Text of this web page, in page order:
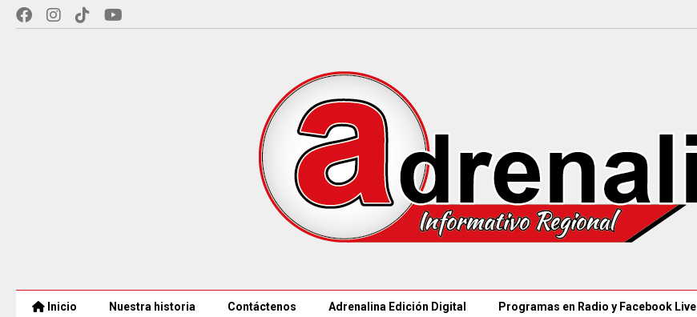
Inicio Nuestra historia Contáctenos Adrenalina Edición Digital Programas en Radio y Facebook Live